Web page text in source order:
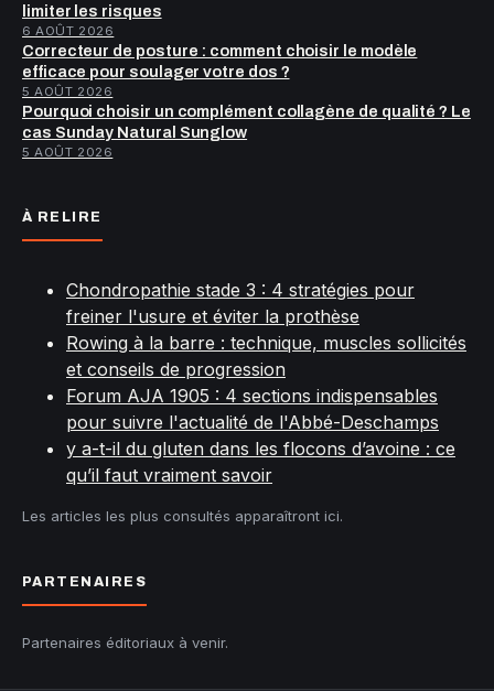
limiter les risques
6 AOÛT 2026
Correcteur de posture : comment choisir le modèle
efficace pour soulager votre dos ?
5 AOÛT 2026
Pourquoi choisir un complément collagène de qualité ? Le
cas Sunday Natural Sunglow
5 AOÛT 2026
À RELIRE
Chondropathie stade 3 : 4 stratégies pour
freiner l'usure et éviter la prothèse
Rowing à la barre : technique, muscles sollicités
et conseils de progression
Forum AJA 1905 : 4 sections indispensables
pour suivre l'actualité de l'Abbé-Deschamps
y a-t-il du gluten dans les flocons d’avoine : ce
qu’il faut vraiment savoir
Les articles les plus consultés apparaîtront ici.
PARTENAIRES
Partenaires éditoriaux à venir.